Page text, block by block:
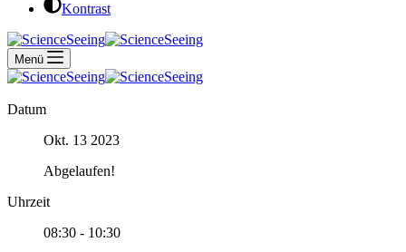
Kontrast
Menü
Datum
Okt. 13 2023
Abgelaufen!
Uhrzeit
08:30 - 10:30